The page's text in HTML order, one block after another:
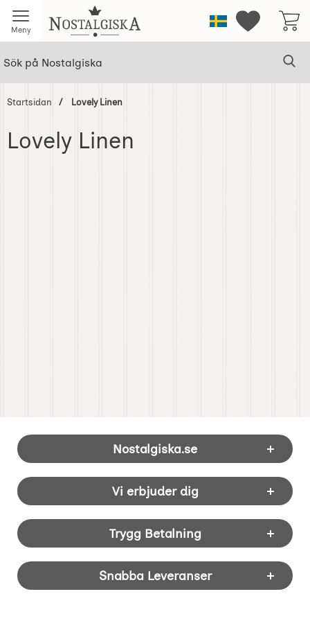
Meny Startsidan för NostalgiskaSverigeMina
Startsidan Lovely Linen
Lovely Linen
Sidfot Blandad info och länkar
Nostalgiska.se
Vi erbjuder dig
Trygg Betalning
Snabba Leveranser